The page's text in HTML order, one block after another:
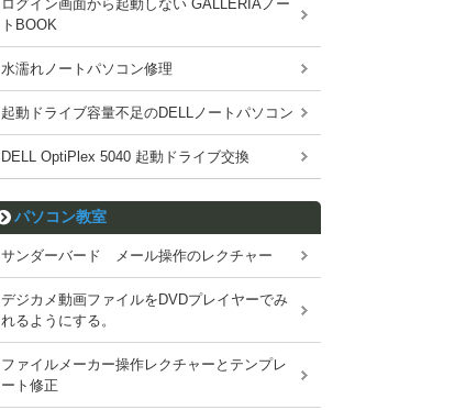
ログイン画面から起動しない GALLERIAノー
トBOOK
水濡れノートパソコン修理
起動ドライブ容量不足のDELLノートパソコン
DELL OptiPlex 5040 起動ドライブ交換
パソコン教室
サンダーバード メール操作のレクチャー
デジカメ動画ファイルをDVDプレイヤーでみ
れるようにする。
ファイルメーカー操作レクチャーとテンプレ
ート修正